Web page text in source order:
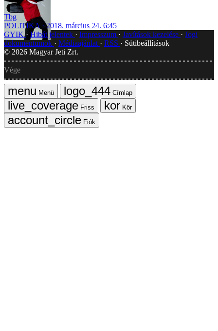
Tbg
POLITIKA
2018. március 24. 6:45
GYIK Hibát jelentek Impresszum Javítások kezelése
Jogi
dokumentumok
Médiaajánlat RSS
Sütibeállítások
© 2026 Magyar Jeti Zrt.
Vége
Menü
Címlap
Friss
Kör
Fiók